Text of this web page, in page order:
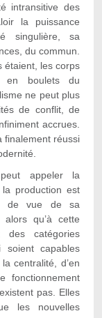
intransitive des
la puissance
singulière, sa
du commun.
étaient, les corps
en boulets du
ne peut plus
de conflit, de
accrues.
finalement réussi
appeler la
production est
de vue de sa
qu’à cette
des catégories
soient capables
centralité, d’en
fonctionnement
pas. Elles
les nouvelles